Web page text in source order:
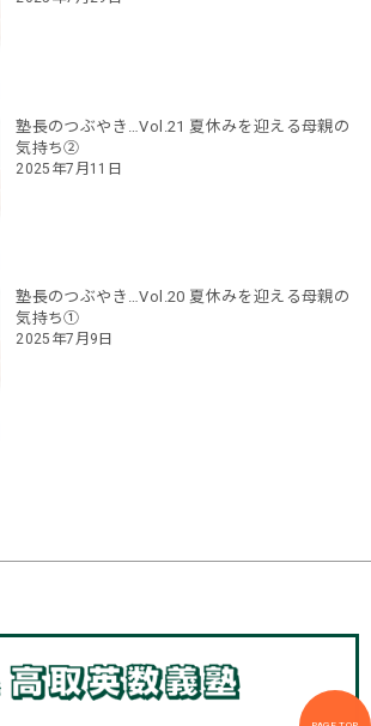
塾長のつぶやき…Vol.21 夏休みを迎える母親の
気持ち②
2025年7月11日
塾長のつぶやき…Vol.20 夏休みを迎える母親の
気持ち①
2025年7月9日